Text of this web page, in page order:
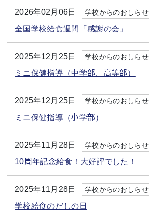
2026年02月06日 学校からのおしらせ
全国学校給食週間「感謝の会」
2025年12月25日 学校からのおしらせ
ミニ保健指導（中学部、高等部）
2025年12月25日 学校からのおしらせ
ミニ保健指導（小学部）
2025年11月28日 学校からのおしらせ
10周年記念給食！大好評でした！
2025年11月28日 学校からのおしらせ
学校給食のだしの日